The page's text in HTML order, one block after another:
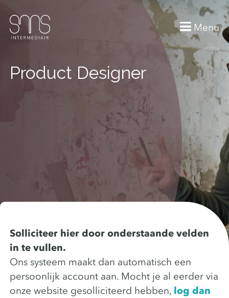
Menu
Product Designer
Solliciteer hier door onderstaande velden
in te vullen.
Ons systeem maakt dan automatisch een
persoonlijk account aan. Mocht je al eerder via
onze website gesolliciteerd hebben, log dan